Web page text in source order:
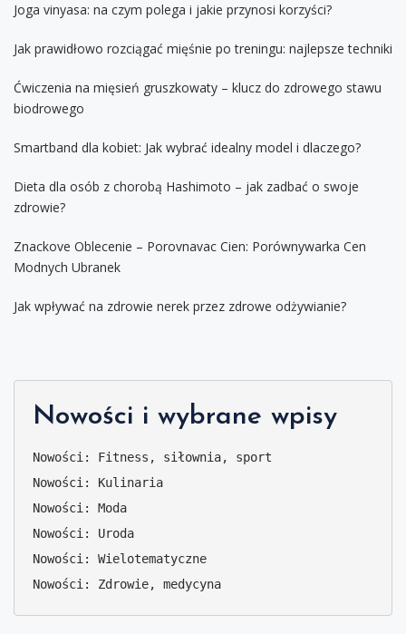
Joga vinyasa: na czym polega i jakie przynosi korzyści?
Jak prawidłowo rozciągać mięśnie po treningu: najlepsze techniki
Ćwiczenia na mięsień gruszkowaty – klucz do zdrowego stawu
biodrowego
Smartband dla kobiet: Jak wybrać idealny model i dlaczego?
Dieta dla osób z chorobą Hashimoto – jak zadbać o swoje
zdrowie?
Znackove Oblecenie – Porovnavac Cien: Porównywarka Cen
Modnych Ubranek
Jak wpływać na zdrowie nerek przez zdrowe odżywianie?
Nowości i wybrane wpisy
Nowości: Fitness, siłownia, sport
Nowości: Kulinaria
Nowości: Moda
Nowości: Uroda
Nowości: Wielotematyczne
Nowości: Zdrowie, medycyna